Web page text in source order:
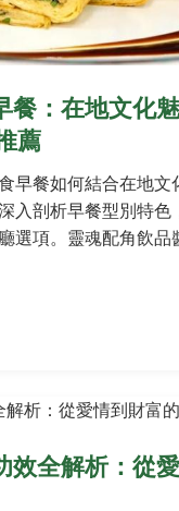
餐：在地文化
薦
早餐如何結合在地文
入剖析早餐型別特色
選項。靈魂配角飲品
特早餐體驗！
效全解析：從